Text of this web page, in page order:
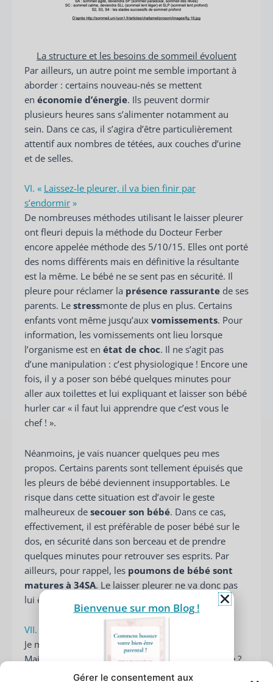
Gérer le consentement aux
La structure et les besoins de sommeil évoluent
Par ailleurs, un autre point me semble important à
aborder : certains nouveau-nés se mettent
en économie d’énergie. Ils peuvent dormir
plusieurs heures sans s’alimenter notamment au
sein. Dans ce cas, il s’agira d’être particulièrement
attentif aux nombres de tétées, aux couches d’urine
et de selles.
VI. « Laissez-le pleurer, il va bien finir par
s’endormir »
De nombreuses méthodes utilisant le laisser pleurer
ont fleuri depuis la méthode du Docteur Ferber
encore appelée méthode des 5/10/15. Elles ont porté
des noms différents mais en définitive la résultante
est la même. Le bébé ne se sent pas en sécurité. Il
pleure pour réclamer la présence rassurante de ses
parents. Le stressmonte de plus en plus. Certains
enfants vont même jusqu’aux vomissements. Pour
information, les vomissements ont lieu lorsque
l’organisme est en état de choc. Il ne s’agit pas
d’une manipulation : c’est physiologique ! Encore une
fois, il y a poser son bébé quelques minutes pour
aller aux toilettes et lui expliquant et laisser son bébé
hurler car « il faut lui apprendre que c’est vous le
chef ! ».
Néanmoins, je vais nuancer quelques peu mes
propos. Certains parents sont tellement épuisés que
les pleurs de bébé deviennent insupportables. Le
risque dans cette situation est d’avoir le geste
malheureux de secouer son bébé. Dans ce cas,
effectivement, il est préférable de poser bébé sur le
dos, en sécurité dans son berceau et de prendre
quelques minutes pour retrouver ses esprits. Par
ailleurs, pour rappel, les poumons de bébé sont
matures à 34SA. Le laisser pleurer ne va donc pas
lui être utile pour « faire ses poumons ».
VII. « Dormir avec son enfant ce n’est pas sain !
Je me répète peut-être beaucoup dans cet article.
Mais encore une fois, à qui cela pose-t-il problème ?
A votre grand-tante ? un membre de votre famille ? Si
Bienvenue sur mon Blog !